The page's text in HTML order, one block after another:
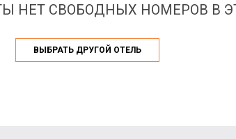
НЕТ СВОБОДНЫХ НОМЕРОВ В
ВЫБРАТЬ ДРУГОЙ ОТЕЛЬ